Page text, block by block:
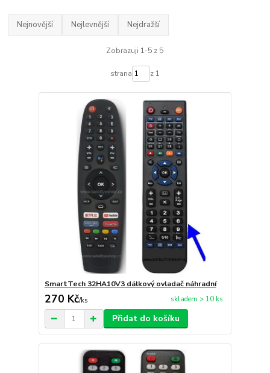
Nejnovější Nejlevnější Nejdražší
Zobrazuji 1-5 z 5
strana z 1
SmartTech 32HA10V3 dálkový ovladač náhradní
270 Kč/ks skladem > 10 ks
Přidat do košíku